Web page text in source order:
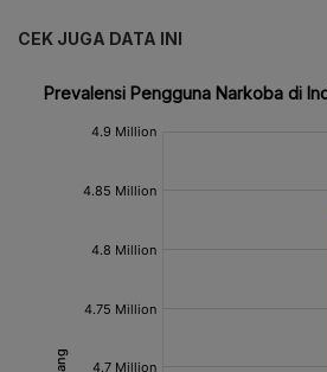
CEK JUGA DATA INI